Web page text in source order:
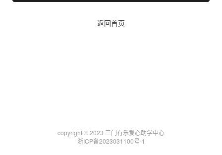
返回首页
copyright © 2023 三门有乐爱心助学中心
浙ICP备2023031100号-1